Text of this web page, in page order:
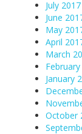
July 2017
June
May
April
March
January
October